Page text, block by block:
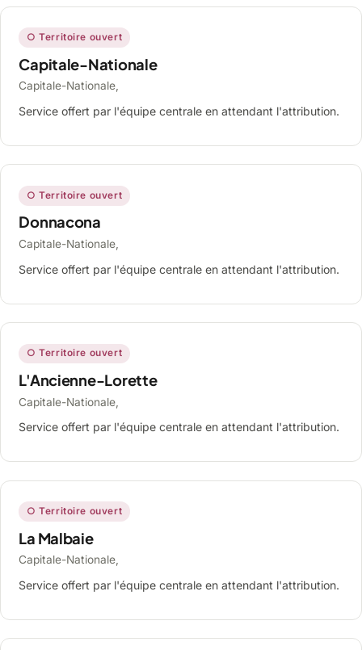
○ Territoire ouvert
Capitale-Nationale
Capitale-Nationale,
Service offert par l'équipe centrale en attendant l'attribution.
○ Territoire ouvert
Donnacona
Capitale-Nationale,
Service offert par l'équipe centrale en attendant l'attribution.
○ Territoire ouvert
L'Ancienne-Lorette
Capitale-Nationale,
Service offert par l'équipe centrale en attendant l'attribution.
○ Territoire ouvert
La Malbaie
Capitale-Nationale,
Service offert par l'équipe centrale en attendant l'attribution.